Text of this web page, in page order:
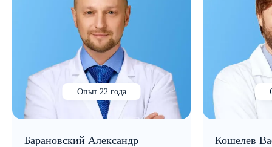
Опыт 22 года
Барановский Александр
Кошелев